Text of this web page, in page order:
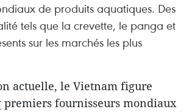
de produits aquatiques. Des
tels que la crevette, le panga et
sur les marchés les plus
actuelle, le Vietnam figure
fournisseurs mondiaux